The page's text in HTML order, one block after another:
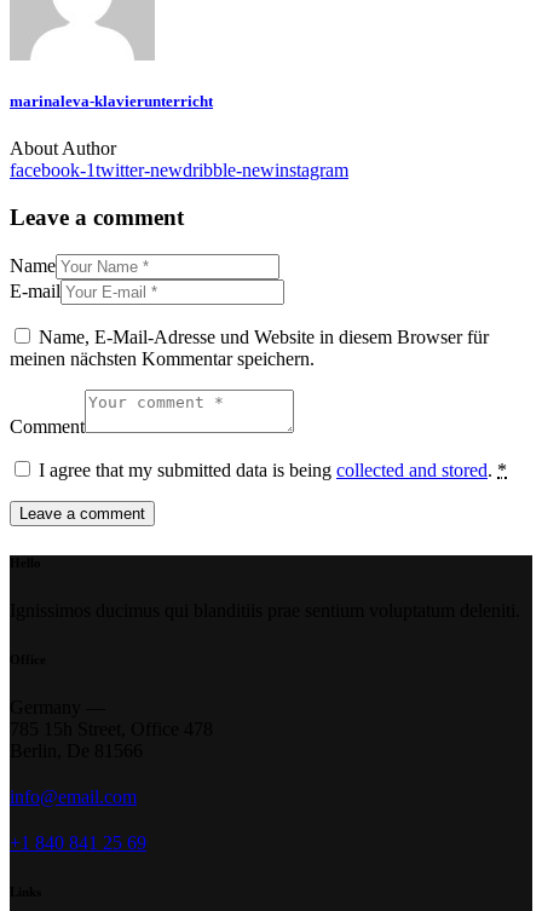
marinaleva-klavierunterricht
About Author
facebook-1twitter-newdribble-newinstagram
Leave a comment
Name
E-mail
Name, E-Mail-Adresse und Website in diesem Browser für
meinen nächsten Kommentar speichern.
Comment
I agree that my submitted data is being collected and stored. *
info@email.com
+1 840 841 25 69